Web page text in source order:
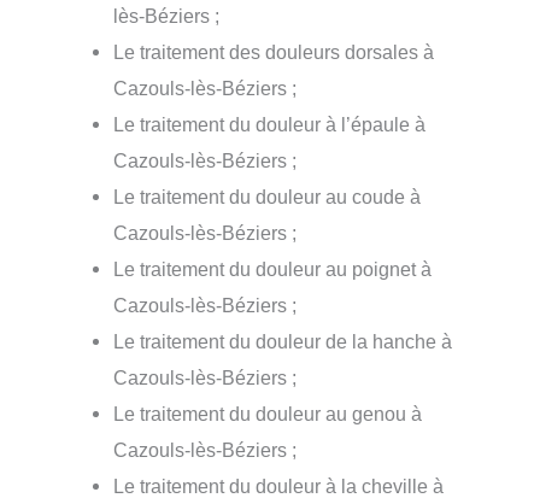
lès-Béziers ;
Le traitement des douleurs dorsales à
Cazouls-lès-Béziers ;
Le traitement du douleur à l’épaule à
Cazouls-lès-Béziers ;
Le traitement du douleur au coude à
Cazouls-lès-Béziers ;
Le traitement du douleur au poignet à
Cazouls-lès-Béziers ;
Le traitement du douleur de la hanche à
Cazouls-lès-Béziers ;
Le traitement du douleur au genou à
Cazouls-lès-Béziers ;
Le traitement du douleur à la cheville à